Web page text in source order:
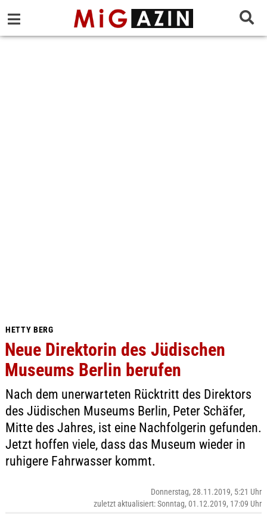
HETTY BERG
Neue Direktorin des Jüdischen
Museums Berlin berufen
Nach dem unerwarteten Rücktritt des Direktors
des Jüdischen Museums Berlin, Peter Schäfer,
Mitte des Jahres, ist eine Nachfolgerin gefunden.
Jetzt hoffen viele, dass das Museum wieder in
ruhigere Fahrwasser kommt.
Donnerstag, 28.11.2019, 5:21 Uhr
zuletzt aktualisiert: Sonntag, 01.12.2019, 17:09 Uhr